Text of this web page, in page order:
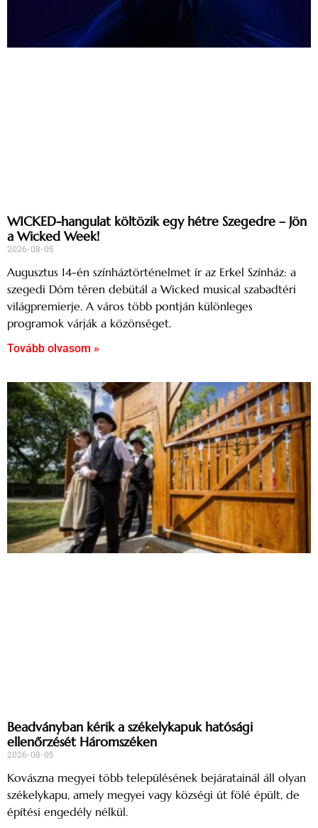
WICKED-hangulat költözik egy hétre Szegedre – Jön
a Wicked Week!
2026-08-05
Augusztus 14-én színháztörténelmet ír az Erkel Színház: a
szegedi Dóm téren debütál a Wicked musical szabadtéri
világpremierje. A város több pontján különleges
programok várják a közönséget.
Tovább olvasom »
Beadványban kérik a székelykapuk hatósági
ellenőrzését Háromszéken
2026-08-05
Kovászna megyei több településének bejáratainál áll olyan
székelykapu, amely megyei vagy községi út fölé épült, de
építési engedély nélkül.